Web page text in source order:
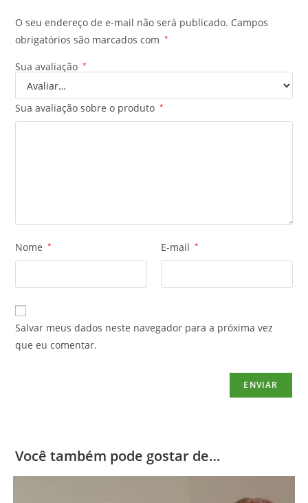
O seu endereço de e-mail não será publicado. Campos
obrigatórios são marcados com
*
Sua avaliação *
Sua avaliação sobre o produto *
Nome * E-mail *
Salvar meus dados neste navegador para a próxima vez
que eu comentar.
Você também pode gostar de…